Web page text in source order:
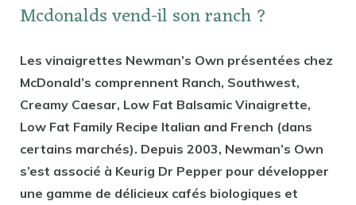
Mcdonalds vend-il son ranch ?
Les vinaigrettes Newman’s Own présentées chez
McDonald’s comprennent Ranch, Southwest,
Creamy Caesar, Low Fat Balsamic Vinaigrette,
Low Fat Family Recipe Italian and French (dans
certains marchés). Depuis 2003, Newman’s Own
s’est associé à Keurig Dr Pepper pour développer
une gamme de délicieux cafés biologiques et